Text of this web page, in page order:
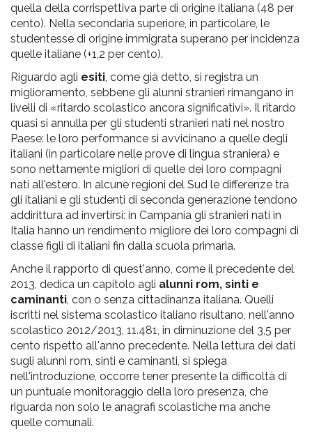
quella della corrispettiva parte di origine italiana (48 per
cento). Nella secondaria superiore, in particolare, le
studentesse di origine immigrata superano per incidenza
quelle italiane (+1,2 per cento).
Riguardo agli esiti, come già detto, si registra un
miglioramento, sebbene gli alunni stranieri rimangano in
livelli di «ritardo scolastico ancora significativi». Il ritardo
quasi si annulla per gli studenti stranieri nati nel nostro
Paese: le loro performance si avvicinano a quelle degli
italiani (in particolare nelle prove di lingua straniera) e
sono nettamente migliori di quelle dei loro compagni
nati all'estero. In alcune regioni del Sud le differenze tra
gli italiani e gli studenti di seconda generazione tendono
addirittura ad invertirsi: in Campania gli stranieri nati in
Italia hanno un rendimento migliore dei loro compagni di
classe figli di italiani fin dalla scuola primaria.
Anche il rapporto di quest'anno, come il precedente del
2013, dedica un capitolo agli alunni rom, sinti e
caminanti, con o senza cittadinanza italiana. Quelli
iscritti nel sistema scolastico italiano risultano, nell'anno
scolastico 2012/2013, 11.481, in diminuzione del 3,5 per
cento rispetto all'anno precedente. Nella lettura dei dati
sugli alunni rom, sinti e caminanti, si spiega
nell'introduzione, occorre tener presente la difficoltà di
un puntuale monitoraggio della loro presenza, che
riguarda non solo le anagrafi scolastiche ma anche
quelle comunali.